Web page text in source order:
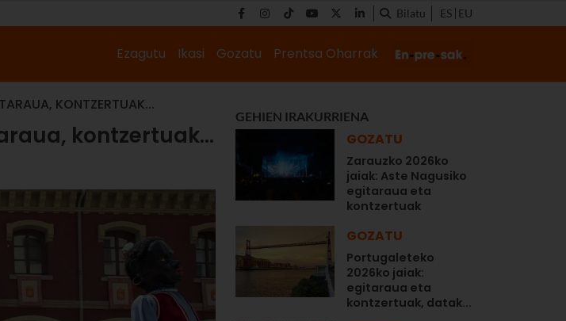
Bilatu ES EU
Ezagutu Ikasi Gozatu Prentsa Oharrak
KONTZERTUAK...
kontzertuak...
GEHIEN IRAKURRIENA
GOZATU
Zarauzko 2026ko
jaiak: Aste Nagusiko
egitaraua eta
kontzertuak
GOZATU
Portugaleteko
2026ko jaiak:
egitaraua eta
kontzertuak, datak...